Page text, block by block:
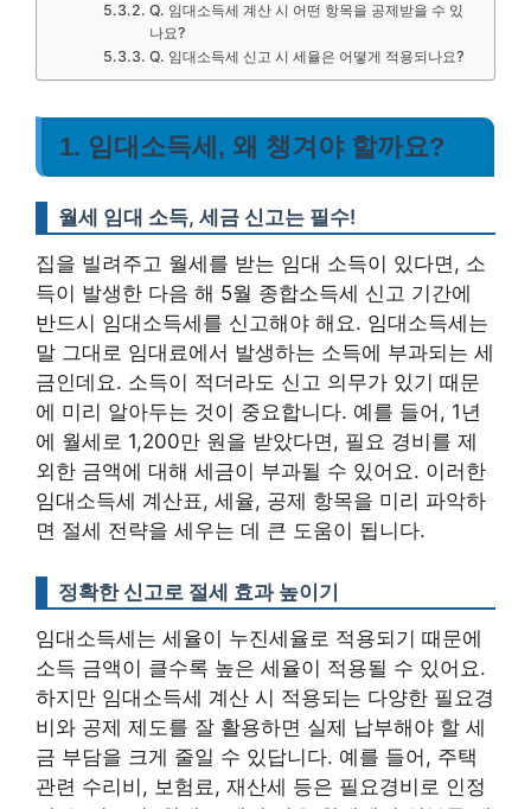
Q. 임대소득세 계산 시 어떤 항목을 공제받을 수 있
나요?
Q. 임대소득세 신고 시 세율은 어떻게 적용되나요?
1. 임대소득세, 왜 챙겨야 할까요?
월세 임대 소득, 세금 신고는 필수!
집을 빌려주고 월세를 받는 임대 소득이 있다면, 소
득이 발생한 다음 해 5월 종합소득세 신고 기간에
반드시 임대소득세를 신고해야 해요. 임대소득세는
말 그대로 임대료에서 발생하는 소득에 부과되는 세
금인데요. 소득이 적더라도 신고 의무가 있기 때문
에 미리 알아두는 것이 중요합니다. 예를 들어, 1년
에 월세로 1,200만 원을 받았다면, 필요 경비를 제
외한 금액에 대해 세금이 부과될 수 있어요. 이러한
임대소득세 계산표, 세율, 공제 항목을 미리 파악하
면 절세 전략을 세우는 데 큰 도움이 됩니다.
정확한 신고로 절세 효과 높이기
임대소득세는 세율이 누진세율로 적용되기 때문에
소득 금액이 클수록 높은 세율이 적용될 수 있어요.
하지만 임대소득세 계산 시 적용되는 다양한 필요경
비와 공제 제도를 잘 활용하면 실제 납부해야 할 세
금 부담을 크게 줄일 수 있답니다. 예를 들어, 주택
관련 수리비, 보험료, 재산세 등은 필요경비로 인정